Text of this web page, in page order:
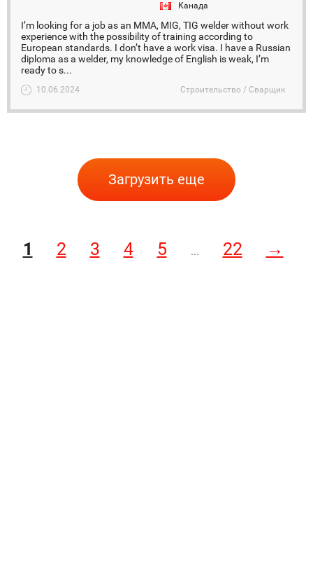
Канада
I’m looking for a job as an MMA, MIG, TIG welder without work
experience with the possibility of training according to
European standards. I don’t have a work visa. I have a Russian
diploma as a welder, my knowledge of English is weak, I’m
ready to s...
10.06.2024 Строительство / Сварщик
Загрузить еще
1 2 3 4 5 ... 22 →